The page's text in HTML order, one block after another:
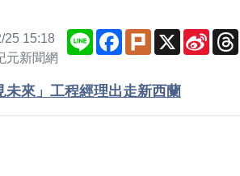
25 15:18
元新聞網
Line Facebook
Plurk X
Sina
未來」工程經理出走新西蘭